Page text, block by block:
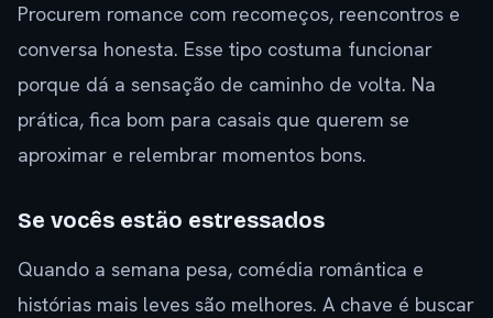
Procurem romance com recomeços, reencontros e
conversa honesta. Esse tipo costuma funcionar
porque dá a sensação de caminho de volta. Na
prática, fica bom para casais que querem se
aproximar e relembrar momentos bons.
Se vocês estão estressados
Quando a semana pesa, comédia romântica e
histórias mais leves são melhores. A chave é buscar